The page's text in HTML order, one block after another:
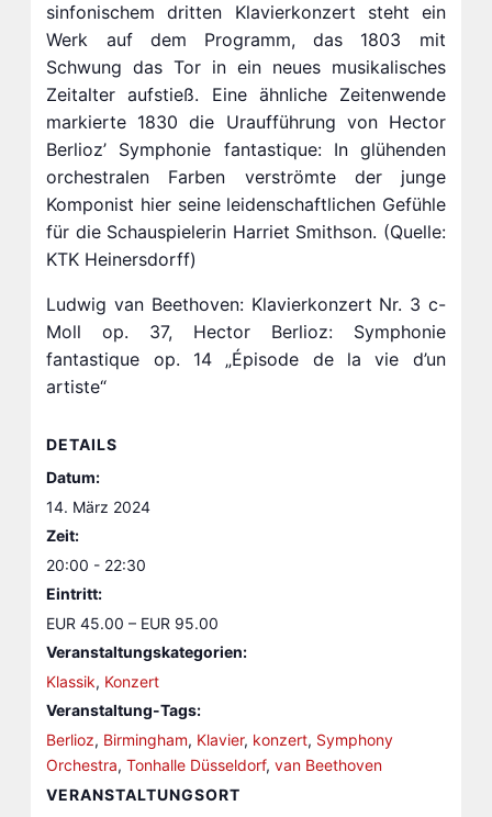
sinfonischem dritten Klavierkonzert steht ein
Werk auf dem Programm, das 1803 mit
Schwung das Tor in ein neues musikalisches
Zeitalter aufstieß. Eine ähnliche Zeitenwende
markierte 1830 die Uraufführung von Hector
Berlioz’ Symphonie fantastique: In glühenden
orchestralen Farben verströmte der junge
Komponist hier seine leidenschaftlichen Gefühle
für die Schauspielerin Harriet Smithson. (Quelle:
KTK Heinersdorff)
Ludwig van Beethoven: Klavierkonzert Nr. 3 c-
Moll op. 37, Hector Berlioz: Symphonie
fantastique op. 14 „Épisode de la vie d’un
artiste“
DETAILS
Datum:
14. März 2024
Zeit:
20:00 - 22:30
Eintritt:
EUR 45.00 – EUR 95.00
Veranstaltungskategorien:
Klassik, Konzert
Veranstaltung-Tags:
Berlioz, Birmingham, Klavier, konzert, Symphony
Orchestra,Tonhalle Düsseldorf,van Beethoven
VERANSTALTUNGSORT